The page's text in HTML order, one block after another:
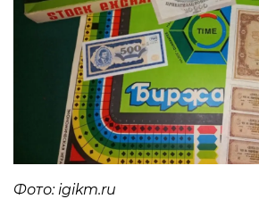
Фото: igikm.ru